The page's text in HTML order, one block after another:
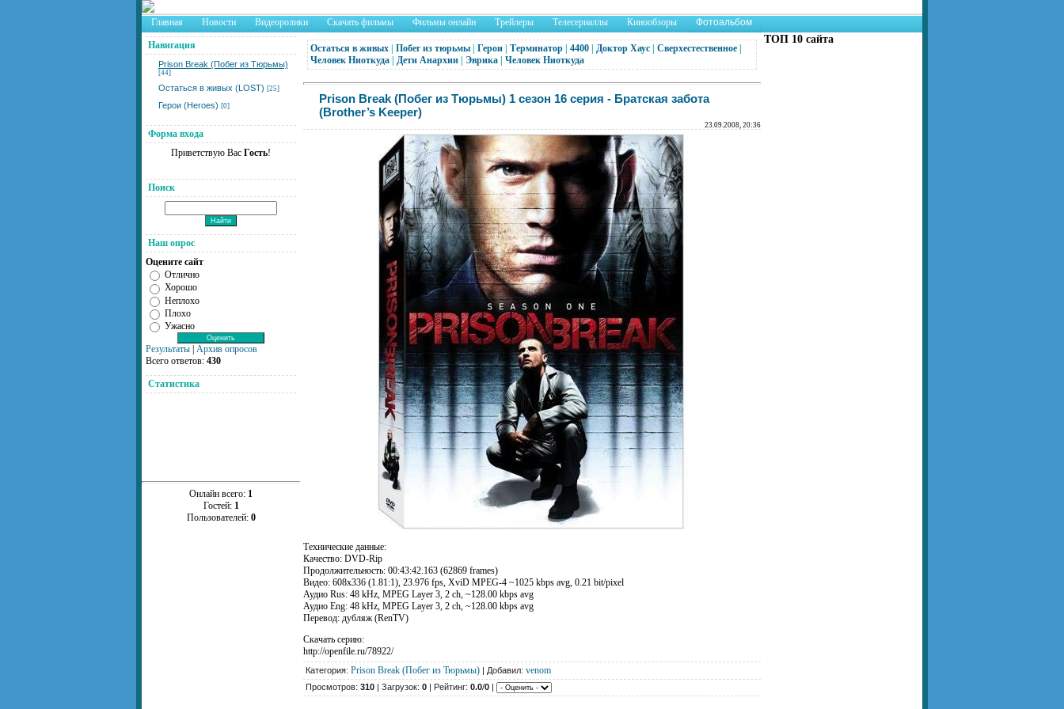
Главная Новости Видеоролики Скачать фильмы Фильмы онлайн Трейлеры Телесериаллы Кинообзоры Фотоальбом
Навигация
Prison Break (Побег из Тюрьмы)
[44]
Остаться в живых (LOST) [25]
Герои (Heroes) [0]
Форма входа
Приветствую Вас Гость!
Поиск
Наш опрос
Оцените сайт
Отлично
Хорошо
Неплохо
Плохо
Ужасно
Результаты Архив опросов
Всего ответов: 430
Статистика
Онлайн всего: 1
Гостей: 1
Пользователей: 0
Остаться в живых Побег из тюрьмы Герои Терминатор 4400 Доктор Хаус Сверхестественное
Человек Ниоткуда
Дети Анархии Эврика Человек Ниоткуда
Prison Break (Побег из Тюрьмы) 1 сезон 16 серия - Братская забота
(Brother’s Keeper)
23.09.2008, 20:36
Технические данные:
Качество: DVD-Rip
Продолжительность: 00:43:42.163 (62869 frames)
Видео: 608x336 (1.81:1), 23.976 fps, XviD MPEG-4 ~1025 kbps avg, 0.21 bit/pixel
Аудио Rus: 48 kHz, MPEG Layer 3, 2 ch, ~128.00 kbps avg
Аудио Eng: 48 kHz, MPEG Layer 3, 2 ch, ~128.00 kbps avg
Перевод: дубляж (RenTV)
Скачать серию:
http://openfile.ru/78922/
Категория: Prison Break (Побег из Тюрьмы) | Добавил: venom
Просмотров: 310 | Загрузок: 0 | Рейтинг: 0.0/0 |
ТОП 10 сайта